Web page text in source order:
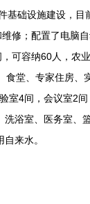
基础设施建设，目
修；配置了电脑
可容纳60人，农
堂、专家住房、
室4间，会议室2
浴室、医务室、
来水。